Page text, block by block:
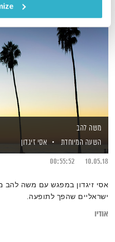
משה להב
השעה המיוחדת
אסי זיגדון
10.05.18
00:55:52
אסי זיגדון במפגש עם משה להב
ישראליים שהפך לתופעה.
אודיו